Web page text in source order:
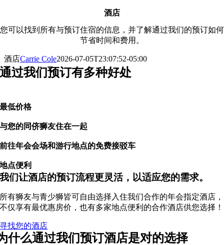
酒店
您可以找到所有与预订住宿的信息，并了解通过我们的预订如何
节省时间和费用。
酒店Carrie Cole2026-07-05T23:07:52-05:00
通过我们预订有多种好处
最低价格
与您的同侪狮友住在一起
前往年会会场和游行地点的免费接驳车
地点便利
我们让酒店的预订流程更灵活，以适应您的需求。
所有狮友与青少狮皆可自由选择入住我们合作的年会指定酒店，
不仅享有最优惠房价，也有多家地点便利的合作酒店供您选择！
寻找您的酒店
什么通过我们预订酒店是对的选择